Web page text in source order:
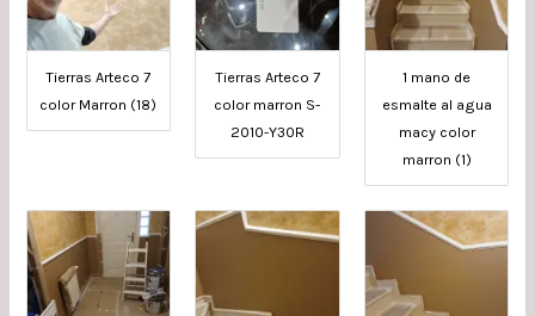
Tierras Arteco 7
color Marron (18)
Tierras Arteco 7
color marron S-
2010-Y30R
1 mano de
esmalte al agua
macy color
marron (1)